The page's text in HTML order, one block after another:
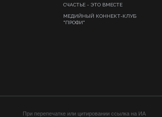
СЧАСТЬЕ - ЭТО ВМЕСТЕ
МЕДИЙНЫЙ КОННЕКТ-КЛУБ
"ПРОФИ"
При перепечатке или цитировании ссылка на ИА